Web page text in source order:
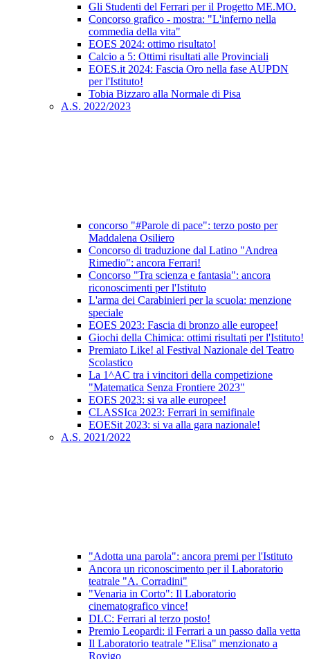
Gli Studenti del Ferrari per il Progetto ME.MO.
Concorso grafico - mostra: "L'inferno nella
commedia della vita"
EOES 2024: ottimo risultato!
Calcio a 5: Ottimi risultati alle Provinciali
EOES.it 2024: Fascia Oro nella fase AUPDN
per l'Istituto!
Tobia Bizzaro alla Normale di Pisa
A.S. 2022/2023
concorso "#Parole di pace": terzo posto per
Maddalena Osiliero
Concorso di traduzione dal Latino "Andrea
Rimedio": ancora Ferrari!
Concorso "Tra scienza e fantasia": ancora
riconoscimenti per l'Istituto
L'arma dei Carabinieri per la scuola: menzione
speciale
EOES 2023: Fascia di bronzo alle europee!
Giochi della Chimica: ottimi risultati per l'Istituto!
Premiato Like! al Festival Nazionale del Teatro
Scolastico
La 1^AC tra i vincitori della competizione
"Matematica Senza Frontiere 2023"
EOES 2023: si va alle europee!
CLASSIca 2023: Ferrari in semifinale
EOESit 2023: si va alla gara nazionale!
A.S. 2021/2022
"Adotta una parola": ancora premi per l'Istituto
Ancora un riconoscimento per il Laboratorio
teatrale "A. Corradini"
"Venaria in Corto": Il Laboratorio
cinematografico vince!
DLC: Ferrari al terzo posto!
Premio Leopardi: il Ferrari a un passo dalla vetta
Il Laboratorio teatrale "Elisa" menzionato a
Rovigo